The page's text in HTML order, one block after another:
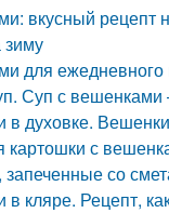
вкусный рецепт
для
Суп с
в духовке.
картошки с
со
в кляре. Рецепт,